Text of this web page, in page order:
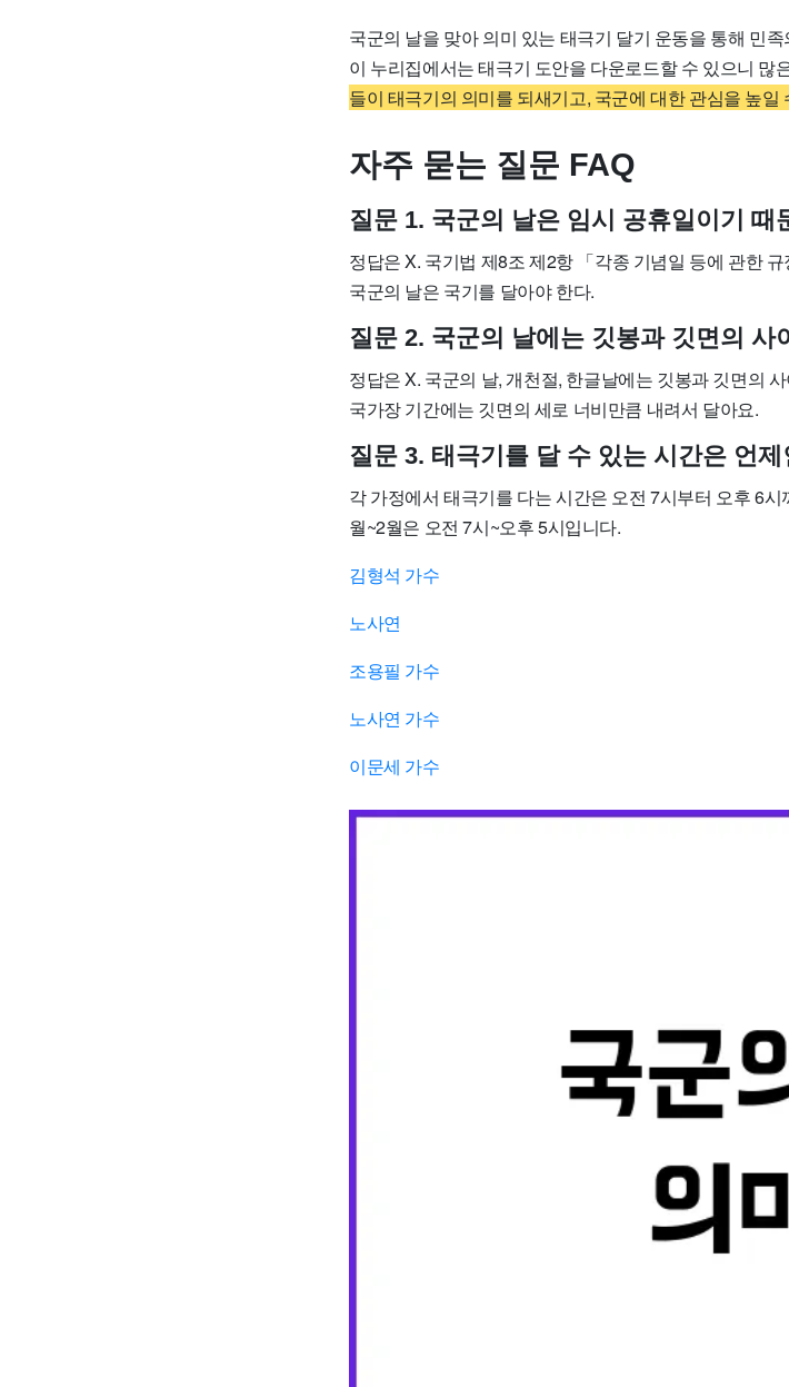
국군의 날을 맞아 의미 있는 태극기 달기 운동을 통해 민
이 누리집에서는 태극기 도안을 다운로드할 수 있으니 많
들이 태극기의 의미를 되새기고, 국군에 대한 관심을 높일
자주 묻는 질문 FAQ
질문 1. 국군의 날은 임시 공휴일이기 때
정답은 X. 국기법 제8조 제2항 「각종 기념일 등에 관한
국군의 날은 국기를 달아야 한다.
질문 2. 국군의 날에는 깃봉과 깃면의 사
정답은 X. 국군의 날, 개천절, 한글날에는 깃봉과 깃면의
국가장 기간에는 깃면의 세로 너비만큼 내려서 달아요.
질문 3. 태극기를 달 수 있는 시간은 언
각 가정에서 태극기를 다는 시간은 오전 7시부터 오후 6
월~2월은 오전 7시~오후 5시입니다.
김형석 가수
노사연
조용필 가수
노사연 가수
이문세 가수